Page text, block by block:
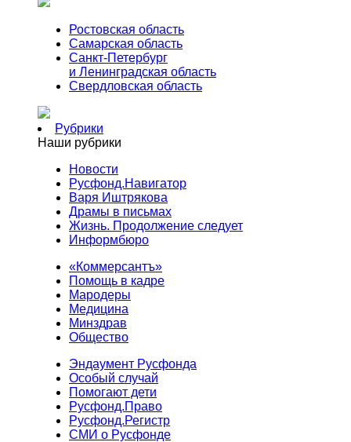
Ростовская область
Самарская область
Санкт-Петербург
и Ленинградская область
Свердловская область
Рубрики
Наши рубрики
Новости
Русфонд.Навигатор
Варя Иштрякова
Драмы в письмах
Жизнь. Продолжение следует
Информбюро
«Коммерсантъ»
Помощь в кадре
Мародеры
Медицина
Минздрав
Общество
Эндаумент Русфонда
Особый случай
Помогают дети
Русфонд.Право
Русфонд.Регистр
СМИ о Русфонде